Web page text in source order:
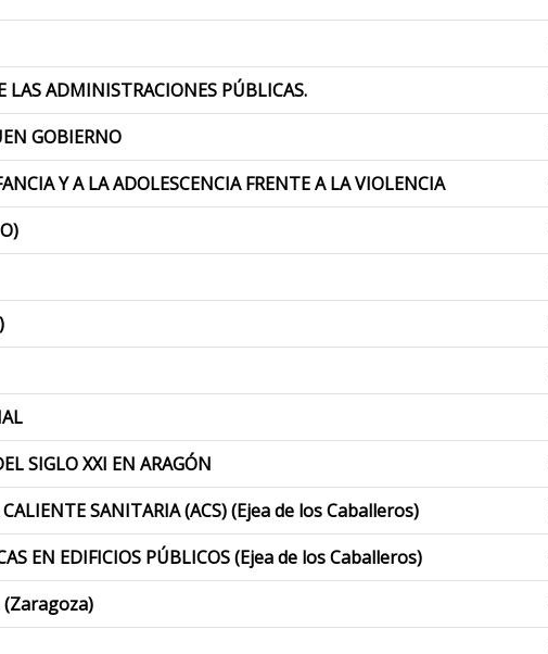
LAS ADMINISTRACIONES PÚBLICAS.
GOBIERNO
Y A LA ADOLESCENCIA FRENTE A LA VIOLENCIA
SIGLO XXI EN ARAGÓN
SANITARIA (ACS) (Ejea de los Caballeros)
EN EDIFICIOS PÚBLICOS (Ejea de los Caballeros)
(Zaragoza)